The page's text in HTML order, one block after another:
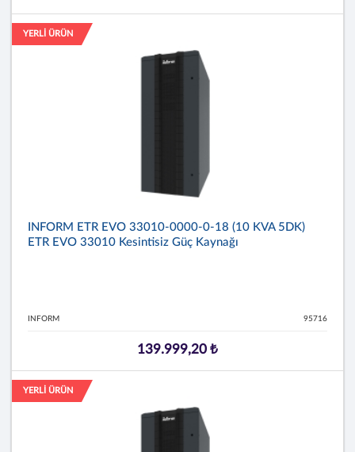
YERLİ ÜRÜN
INFORM ETR EVO 33010-0000-0-18 (10 KVA 5DK)
ETR EVO 33010 Kesintisiz Güç Kaynağı
INFORM 95716
139.999,20 ₺
YERLİ ÜRÜN